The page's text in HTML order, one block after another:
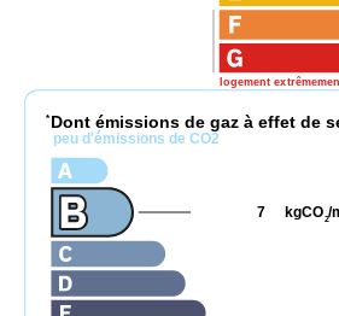
logement
* Dont émissions de gaz à effet de
peu d'émissions de CO2
kgCO2/
7